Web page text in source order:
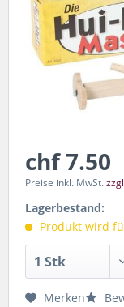
chf 7.50
Preise inkl. MwSt.
Lagerbestand:
Produkt wird
Merken